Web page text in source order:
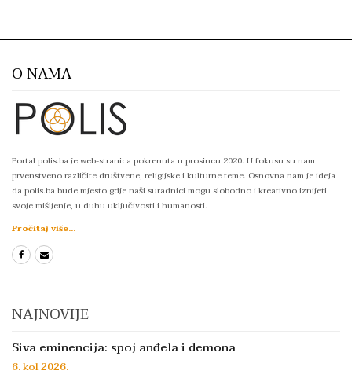
O NAMA
Portal polis.ba je web-stranica pokrenuta u prosincu 2020. U fokusu su nam
prvenstveno različite društvene, religijske i kulturne teme. Osnovna nam je ideja
da polis.ba bude mjesto gdje naši suradnici mogu slobodno i kreativno iznijeti
svoje mišljenje, u duhu uključivosti i humanosti.
Pročitaj više...
NAJNOVIJE
Siva eminencija: spoj anđela i demona
6. kol 2026.